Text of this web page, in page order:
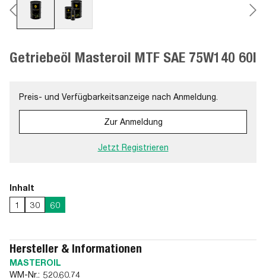
Getriebeöl Masteroil MTF SAE 75W140 60l
Preis- und Verfügbarkeitsanzeige nach Anmeldung.
Zur Anmeldung
Jetzt Registrieren
Inhalt
1
30 60
Hersteller & Informationen
MASTEROIL
WM-Nr.: 520.60.74